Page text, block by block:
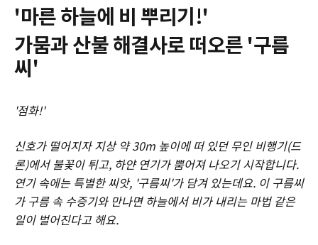
'마른 하늘에 비 뿌리기!'
가뭄과 산불 해결사로 떠오른 '구름
씨'
'점화!'
신호가 떨어지자 지상 약 30m 높이에 떠 있던 무인 비행기(드
론)에서 불꽃이 튀고, 하얀 연기가 뿜어져 나오기 시작합니다.
연기 속에는 특별한 씨앗, '구름씨'가 담겨 있는데요. 이 구름씨
가 구름 속 수증기와 만나면 하늘에서 비가 내리는 마법 같은
일이 벌어진다고 해요.